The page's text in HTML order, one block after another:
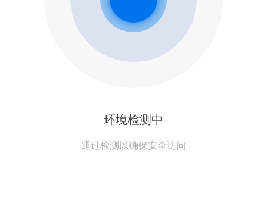
环境检测中
通过检测以确保安全访问